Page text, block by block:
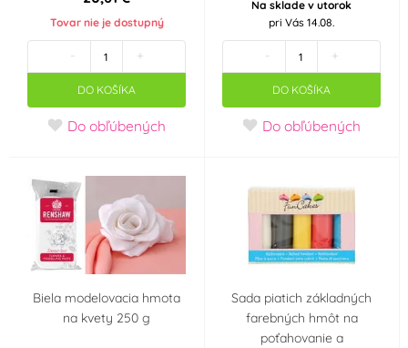
Tovar nie je dostupný
- +
DO KOŠÍKA
Do obľúbených
Na sklade v utorok
pri Vás 14.08.
- +
DO KOŠÍKA
Do obľúbených
Biela modelovacia hmota
na kvety 250 g
Sada piatich základných
farebných hmôt na
poťahovanie a